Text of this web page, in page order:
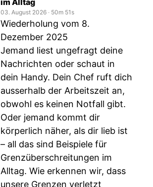
im Alltag
03. August 2026 ‧ 50m 51s
Wiederholung vom 8.
Dezember 2025
Jemand liest ungefragt deine
Nachrichten oder schaut in
dein Handy. Dein Chef ruft dich
ausserhalb der Arbeitszeit an,
obwohl es keinen Notfall gibt.
Oder jemand kommt dir
körperlich näher, als dir lieb ist
– all das sind Beispiele für
Grenzüberschreitungen im
Alltag. Wie erkennen wir, dass
unsere Grenzen verletzt